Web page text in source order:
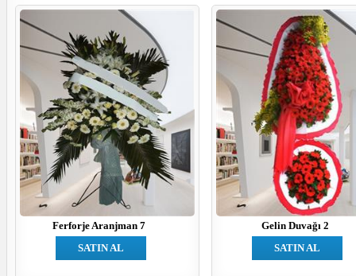
Ferforje Aranjman 7
SATIN AL
Gelin Duvağı 2
SATIN AL